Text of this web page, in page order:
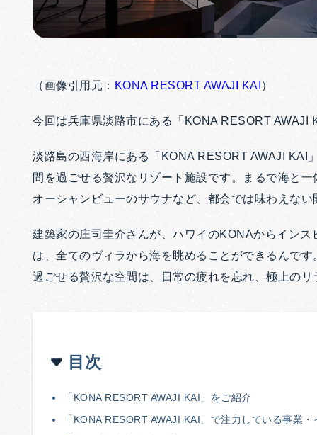
（画像引用元： KONA RESORT AWAJI KAI ）
今回は兵庫県淡路市にある「KONA RESORT AWAJI
淡路島の西海岸にある「KONA RESORT AWAJI KAI
間を過ごせる贅沢なリゾート施設です。まるで海と
オーシャンビューのサウナなど、都会では味わえない
建築家の庄司圭介さんが、ハワイのKONAからイン
は、全てのヴィラから海を眺めることができるんで
過ごせる贅沢な空間は、日常の疲れを忘れ、極上のリ
目次
「KONA RESORT AWAJI KAI」をご紹介
「KONA RESORT AWAJI KAI」で注力している事業・